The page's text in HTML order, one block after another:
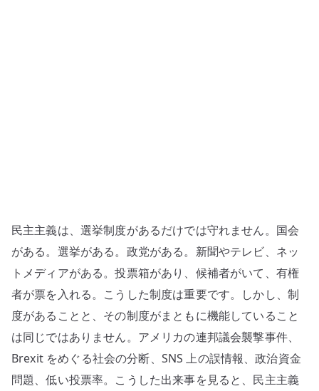
党、
メ
ィ
か
ら
考
え
民主主義は、選挙制度があるだけでは守れません。国会
がある。選挙がある。政党がある。新聞やテレビ、ネッ
トメディアがある。投票箱があり、候補者がいて、有権
者が票を入れる。こうした制度は重要です。しかし、制
度があることと、その制度がまともに機能していること
は同じではありません。アメリカの連邦議会襲撃事件、
Brexit をめぐる社会の分断、SNS 上の誤情報、政治資金
問題、低い投票率。こうした出来事を見ると、民主主義